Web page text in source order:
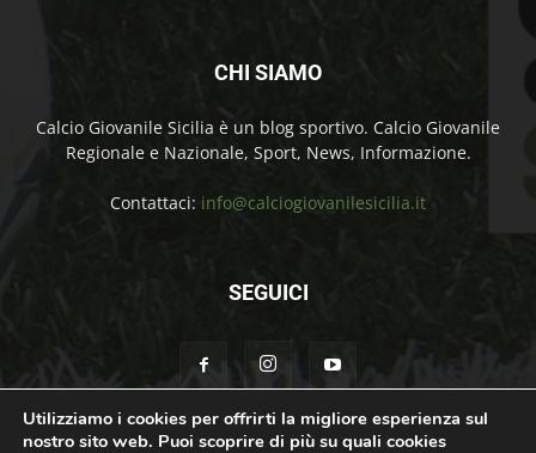
CHI SIAMO
Calcio Giovanile Sicilia è un blog sportivo. Calcio Giovanile
Regionale e Nazionale, Sport, News, Informazione.
Contattaci: info@calciogiovanilesicilia.it
SEGUICI
Utilizziamo i cookies per offrirti la migliore esperienza sul
nostro sito web. Puoi scoprire di più su quali cookies